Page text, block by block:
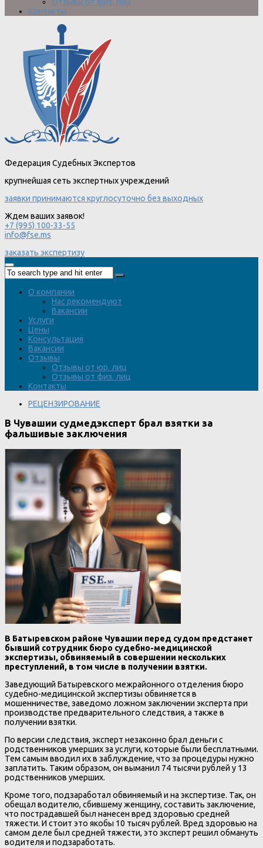
Отзывы от физ. лиц
Контакты
Федерация Судебных Экспертов
крупнейшая сеть экспертных учреждений
заявки принимаются круглосуточно без выходных
Ждем ваших заявок!
+7 (995) 100-33-55
info@fse.ms
заказать экспертизу
О компании
Нас рекомендуют
Вакансии
Услуги
Цены
Консультация
Вакансии
Отзывы
Отзывы от юр. лиц
Отзывы от физ. лиц
Контакты
РЕЦЕНЗИРОВАНИЕ
В Чувашии судмедэксперт брал взятки за
фальшивые заключения
В Батыревском районе Чувашии перед судом предстанет
бывший сотрудник бюро судебно-медицинской
экспертизы, обвиняемый в совершении нескольких
преступлений, в том числе в получении взятки.
Заведующий Батыревского межрайонного отделения бюро
судебно-медицинской экспертизы обвиняется в
мошенничестве, заведомо ложном заключении эксперта при
производстве предварительного следствия, а также в
получении взятки.
По версии следствия, эксперт незаконно брал деньги с
родственников умерших за услуги, которые были бесплатными.
Тем самым вводил их в заблуждение, что за процедуры нужно
заплатить. Таким образом, он выманил 74 тысячи рублей у 13
родственников умерших.
Кроме того, подзаработал обвиняемый и на экспертизе. Так, он
обещал водителю, сбившему женщину, составить заключение,
что пострадавшей был нанесен вред здоровью средней
тяжести. И стоит это якобы 10 тысяч рублей. Вред здоровью на
самом деле был средней тяжести, это эксперт решил обмануть
водителя и подзаработать.